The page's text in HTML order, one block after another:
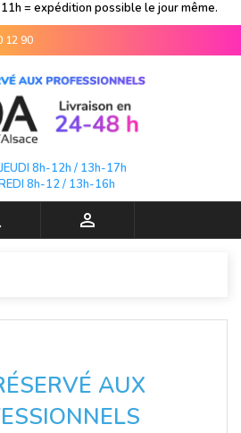
= expédition possible le jour même.
12 90
8h-12h / 13h-17h
8h-12 / 13h-16h

AUX